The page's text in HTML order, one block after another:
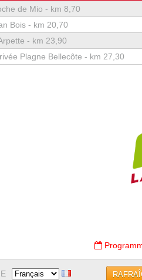
de Mio - km 8,70
Bois - km 20,70
- km 23,90
Plagne Bellecôte - km 27,30